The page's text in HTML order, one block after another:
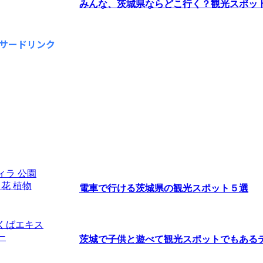
みんな、茨城県ならどこ行く？観光スポッ
ードリンク
電車で行ける茨城県の観光スポット５選
茨城で子供と遊べて観光スポットでもある